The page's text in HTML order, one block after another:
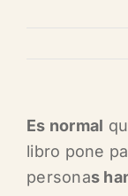
Es normal
libro pone
personas